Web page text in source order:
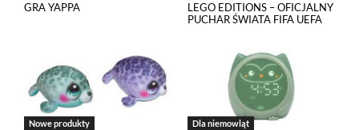
GRA YAPPA
LEGO EDITIONS – OFICJALNY
PUCHAR ŚWIATA FIFA UEFA
Nowe produkty Dla niemowląt